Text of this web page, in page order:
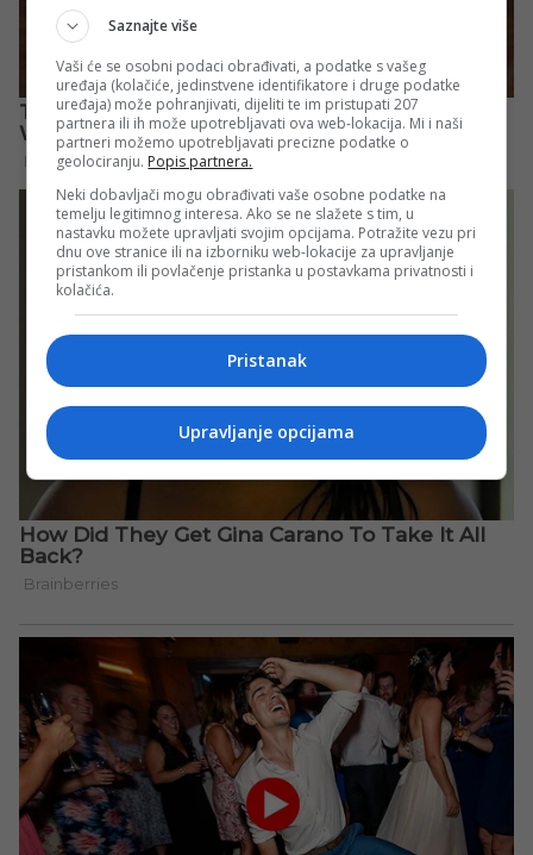
Saznajte više
Vaši će se osobni podaci obrađivati, a podatke s vašeg
uređaja (kolačiće, jedinstvene identifikatore i druge podatke
uređaja) može pohranjivati, dijeliti te im pristupati 207
partnera ili ih može upotrebljavati ova web-lokacija. Mi i naši
partneri možemo upotrebljavati precizne podatke o
geolociranju. Popis partnera.
Neki dobavljači mogu obrađivati vaše osobne podatke na
temelju legitimnog interesa. Ako se ne slažete s tim, u
nastavku možete upravljati svojim opcijama. Potražite vezu pri
dnu ove stranice ili na izborniku web-lokacije za upravljanje
pristankom ili povlačenje pristanka u postavkama privatnosti i
kolačića.
Pristanak
Upravljanje opcijama